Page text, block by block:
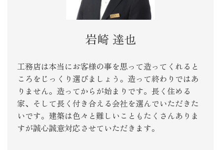
岩崎 達也
工務店は本当にお客様の事を思って造ってくれると
ころをじっくり選びましょう。造って終わりではあ
りません。造ってからが始まりです。長く住める
家、そして長く付き合える会社を選んでいただきた
いです。建築は色々と難しいこともたくさんありま
すが誠心誠意対応させていただきます。